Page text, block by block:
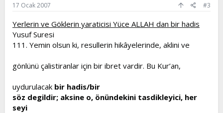
17 Ocak 2007 #3
Yerlerin ve Göklerin yaraticisi Yüce ALLAH dan bir hadis
Yusuf Suresi
111. Yemin olsun ki, resullerin hikâyelerinde, aklini ve
gönlünü çalistiranlar için bir ibret vardir. Bu Kur’an,
uydurulacak bir hadis/bir
söz degildir; aksine o, önündekini tasdikleyici, her
seyi